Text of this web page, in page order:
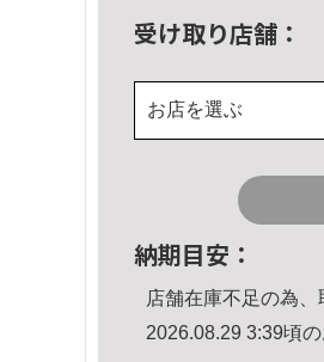
受け取り店舗：
お店を選ぶ
納期目安：
店舗在庫不足の為、
2026.08.29 3:39頃の